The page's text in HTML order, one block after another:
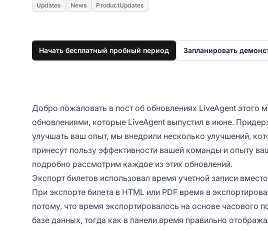
Updates News ProductUpdates
Начать бесплатный пробный период Запланировать
Добро пожаловать в пост об обновлениях LiveAgent
обновлениями, которые LiveAgent выпустил в июне.
улучшать ваш опыт, мы внедрили несколько улучшений,
принесут пользу эффективности вашей команды и опыту
подробно рассмотрим каждое из этих обновлений.
Экспорт билетов использовал время учетной записи
При экспорте билета в HTML или PDF время в
потому, что время экспортировалось на основе часового
базе данных, тогда как в панели время правильно